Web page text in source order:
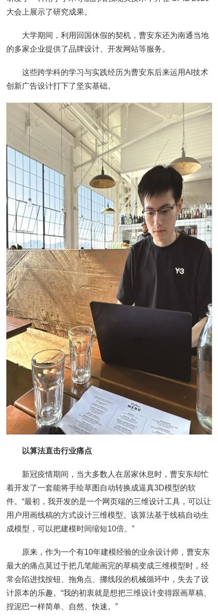
大会上展示了研究成果。
大学期间，利用回国休假的契机，曹安东还为南通当地
的多家企业提供了品牌设计、开发网站等服务。
这些跨学科的学习与实践经历为曹安东后来运用AI技术
创新广告设计打下了坚实基础。
以算法直击行业痛点
新冠疫情期间，当大多数人在居家休息时，曹安东却忙
着开发了一套能将手绘草图自动转换成逼真3D模型的软
件。“最初，我开发的是一个网页端的三维设计工具，可以让
用户用画线稿的方式设计三维模型。该算法基于线稿自动生
成模型，可以把建模时间缩短10倍。”
原来，作为一个有10年建模经验的业余设计师，曹安东
最大的痛点莫过于把几笔能画完的草稿变成三维模型时，经
常会陷进找按钮、拖角点、挪线段的机械循环中，失去了设
计原本的乐趣。“我的初衷就是想把三维设计变得跟画草稿、
捏泥巴一样简单、自然、快速。”